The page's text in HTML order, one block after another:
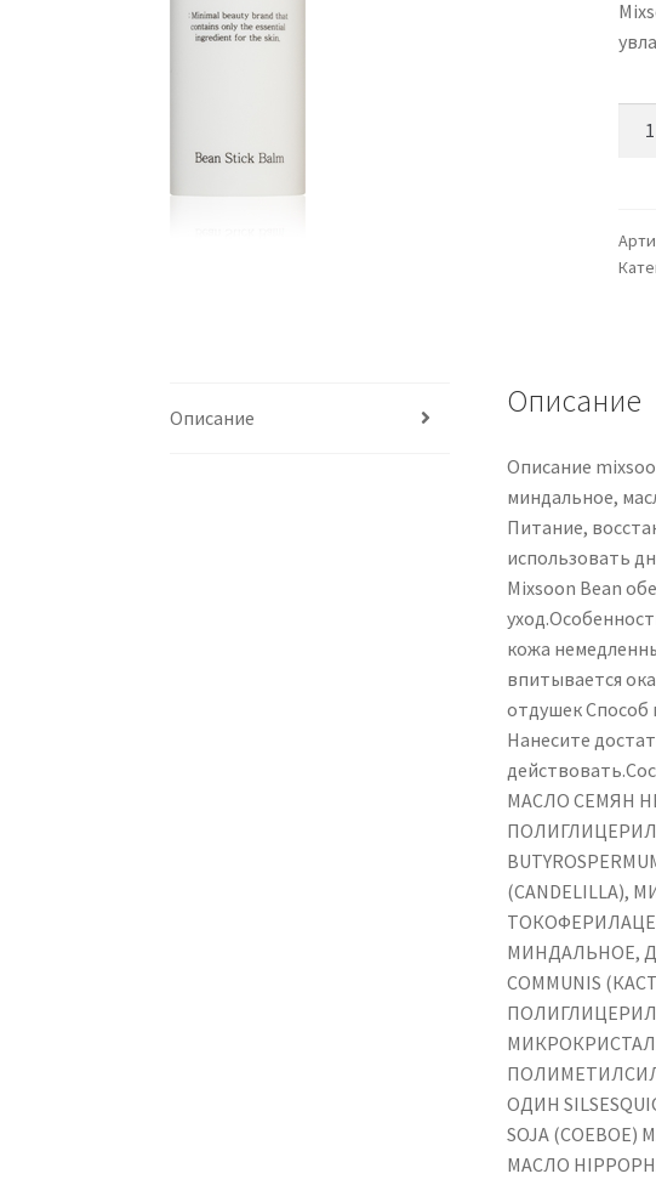
di
11,5
Описание Описание
Описание
миндальное,
Питание,
использовать
Mixsoon Bean
кожа
впитывается
отдушек Способ
Нанесите
МАСЛО СЕМЯН
МИНДАЛЬНОЕ,
COMMUNIS
ОДИН
SOJA
МАСЛО